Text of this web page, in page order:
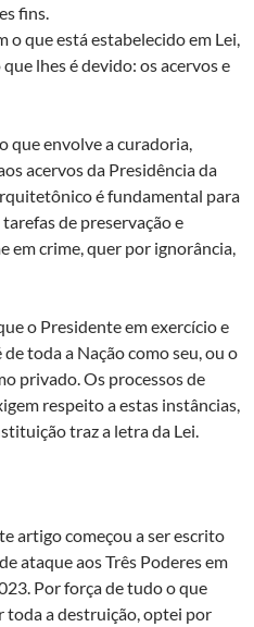
fins.
o que está estabelecido em Lei,
lhes é devido: os acervos e
que envolve a curadoria,
acervos da Presidência da
é fundamental para
de preservação e
em crime, quer por ignorância,
o Presidente em exercício e
toda a Nação como seu, ou o
privado. Os processos de
respeito a estas instâncias,
traz a letra da Lei.
artigo começou a ser escrito
ataque aos Três Poderes em
Por força de tudo o que
toda a destruição, optei por